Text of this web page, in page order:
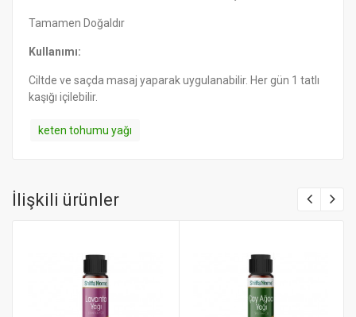
Tamamen Doğaldır
Kullanımı:
Ciltde ve saçda masaj yaparak uygulanabilir. Her gün 1 tatlı
kaşığı içilebilir.
keten tohumu yağı
İlişkili ürünler